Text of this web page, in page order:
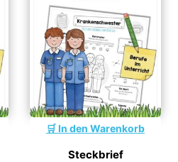
In den Warenkorb
Steckbrief